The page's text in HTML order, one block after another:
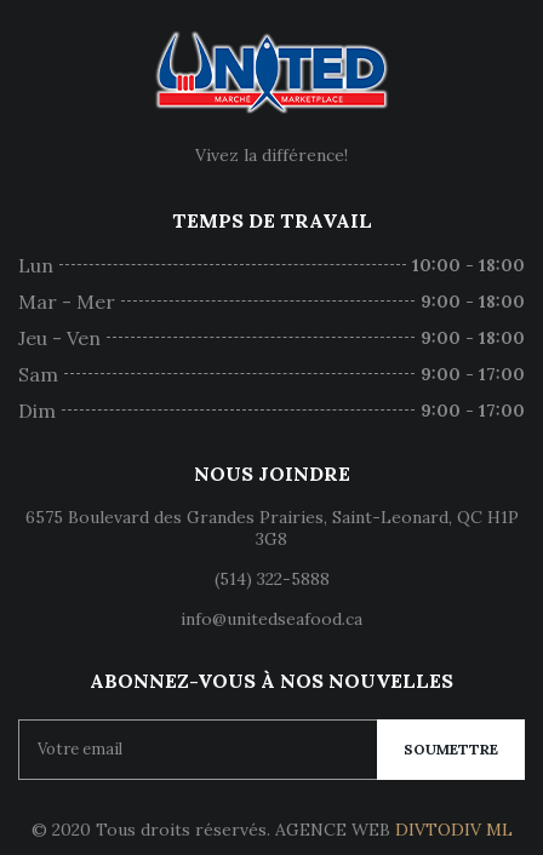
Vivez la différence!
TEMPS DE TRAVAIL
Lun
10:00 - 18:00
Mar - Mer 9:00 - 18:00
Jeu - Ven 9:00 - 18:00
Sam 9:00 - 17:00
Dim 9:00 - 17:00
NOUS JOINDRE
6575 Boulevard des Grandes Prairies, Saint-Leonard, QC H1P
3G8
(514) 322-5888
info@unitedseafood.ca
ABONNEZ-VOUS À NOS NOUVELLES
SOUMETTRE
© 2020 Tous droits réservés. AGENCE WEB DIVTODIV ML